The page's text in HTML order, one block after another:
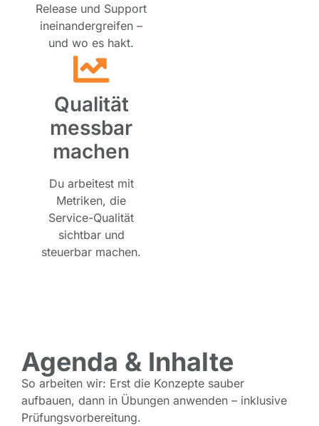
Release und Support
ineinandergreifen –
und wo es hakt.
Qualität
messbar
machen
Du arbeitest mit
Metriken, die
Service-Qualität
sichtbar und
steuerbar machen.
Agenda & Inhalte
So arbeiten wir: Erst die Konzepte sauber
aufbauen, dann in Übungen anwenden – inklusive
Prüfungsvorbereitung.